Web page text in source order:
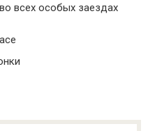
всех особых заездах